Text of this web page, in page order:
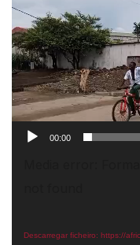
vídeo
00:00
Descarregar ficheiro: https://